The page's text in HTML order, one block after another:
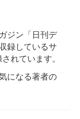
ジン「日刊デ
録しているサ
れています。
になる著者の